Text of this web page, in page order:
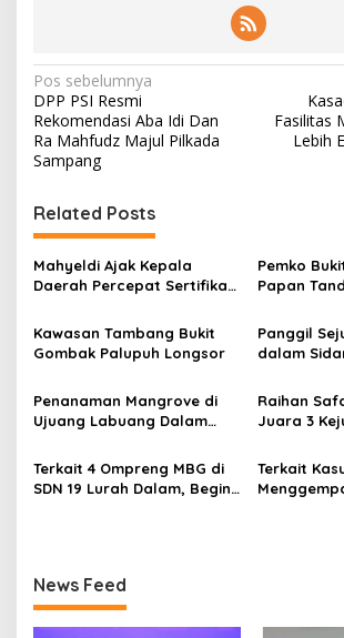
N
a
v
i
g
a
s
i
p
o
s
Pos sebelumnya
DPP PSI Resmi
Rekomendasi Aba Idi Dan
Ra Mahfudz Majul Pilkada
Sampang
Fasilitas
Lebih
Related Posts
Mahyeldi Ajak Kepala
Daerah Percepat Sertifikasi
Pusat Ekosistem Halal
Nasional
Pemko
Papan
Kawasan Tambang Bukit
Gombak Palupuh Longsor
Panggil
dalam
Terdakwa
Penanaman Mangrove di
Ujuang Labuang Dalam
Sedunia
Raihan
Juara 3
Sumatera
Terkait 4 Ompreng MBG di
SDN 19 Lurah Dalam, Begini
Terkait
News Feed